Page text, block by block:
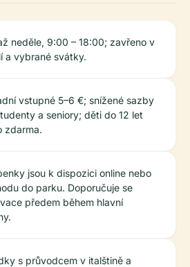
neděle, 9:00 – 18:00; zavřeno v
a vybrané svátky.
vstupné 5–6 €; snížené sazby
a seniory; děti do 12 let
zdarma.
jsou k dispozici online nebo
do parku. Doporučuje se
předem během hlavní
s průvodcem v italštině a